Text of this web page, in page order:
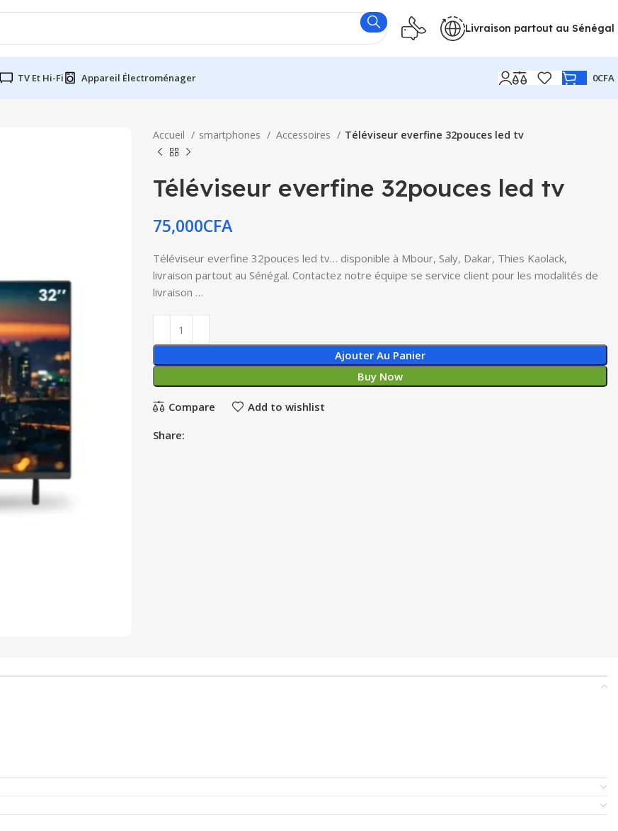
Livraison partout au Sénégal
TV Et Hi-Fi Appareil Électroménager 0CFA
Accueil smartphones Accessoires Téléviseur everfine 32pouces led tv
Téléviseur everfine 32pouces led tv
75,000CFA
Téléviseur everfine 32pouces led tv… disponible à Mbour, Saly, Dakar, Thies Kaolack,
livraison partout au Sénégal. Contactez notre équipe se service client pour les modalités de
livraison …
Ajouter Au Panier
Buy Now
Compare Add to wishlist
Share: